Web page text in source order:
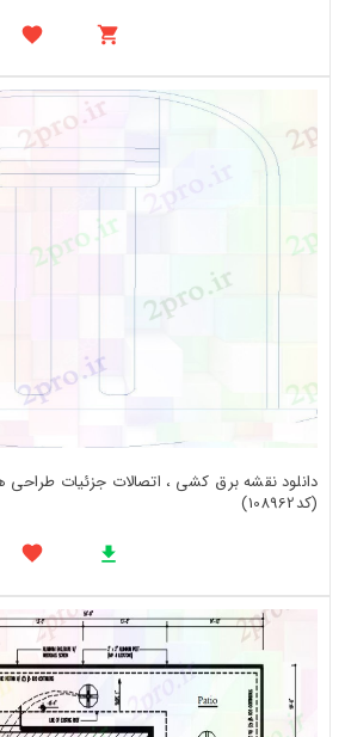
دانلود نقشه برق کشی ، اتصالات جزئیات طراحی
(کد108962)